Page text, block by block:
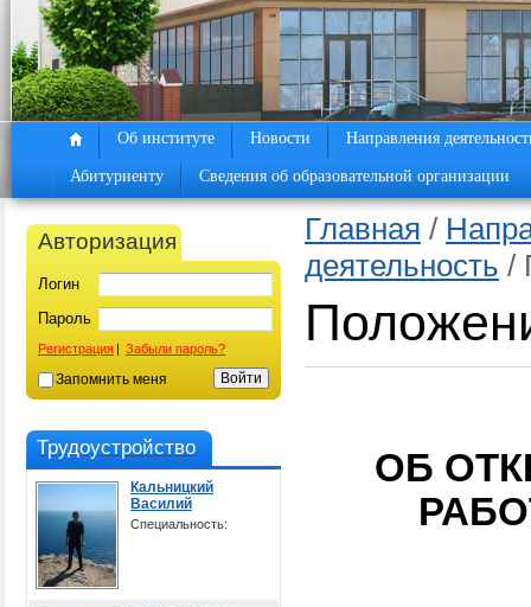
Об институте Новости Направления
Абитуриенту Сведения об образовательной организации
Авторизация
Логин
Пароль
Регистрация | Забыли пароль?
Запомнить меня
Трудоустройство
Кальницкий
Василий
Специальность:
Главная /
деятельность /
ОБ